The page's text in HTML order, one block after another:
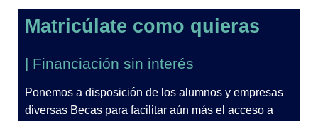
Matricúlate como quieras
| Financiación sin interés
Ponemos a disposición de los alumnos y empresas
diversas Becas para facilitar aún más el acceso a